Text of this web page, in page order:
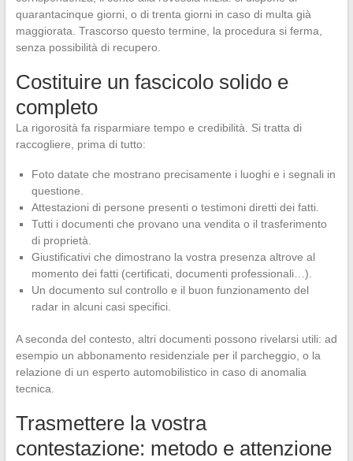
quarantacinque giorni, o di trenta giorni in caso di multa già
maggiorata. Trascorso questo termine, la procedura si ferma,
senza possibilità di recupero.
Costituire un fascicolo solido e
completo
La rigorosità fa risparmiare tempo e credibilità. Si tratta di
raccogliere, prima di tutto:
Foto datate che mostrano precisamente i luoghi e i segnali in
questione.
Attestazioni di persone presenti o testimoni diretti dei fatti.
Tutti i documenti che provano una vendita o il trasferimento
di proprietà.
Giustificativi che dimostrano la vostra presenza altrove al
momento dei fatti (certificati, documenti professionali…).
Un documento sul controllo e il buon funzionamento del
radar in alcuni casi specifici.
A seconda del contesto, altri documenti possono rivelarsi utili: ad
esempio un abbonamento residenziale per il parcheggio, o la
relazione di un esperto automobilistico in caso di anomalia
tecnica.
Trasmettere la vostra
contestazione: metodo e attenzione